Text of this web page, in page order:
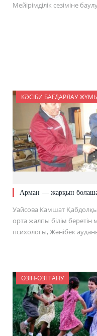
Мейірімділік сезіміне
КӘСІБИ БАҒДАРЛАУ
Арман — жарқын
Уайсова Камшат
орта жалпы білім беретін
психологы, Жәнібек
ӨЗІН-ӨЗІ ТАНУ